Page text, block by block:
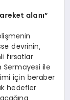
alanı”
devrinin,
fırsatlar
Sermayesi ile
için beraber
hedefler